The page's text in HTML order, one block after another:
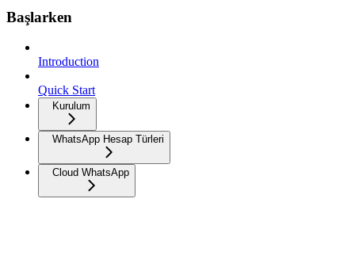
Başlarken
Introduction
Quick Start
Kurulum
WhatsApp Hesap Türleri
Cloud WhatsApp